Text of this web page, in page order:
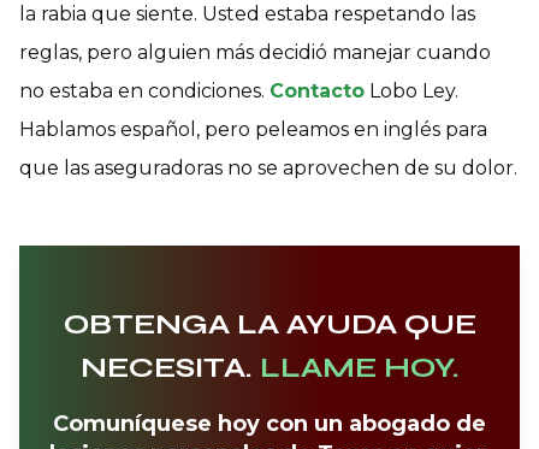
la rabia que siente. Usted estaba respetando las
reglas, pero alguien más decidió manejar cuando
no estaba en condiciones. Contacto Lobo Ley.
Hablamos español, pero peleamos en inglés para
que las aseguradoras no se aprovechen de su dolor.
OBTENGA LA AYUDA QUE
NECESITA. LLAME HOY.
Comuníquese hoy con un abogado de